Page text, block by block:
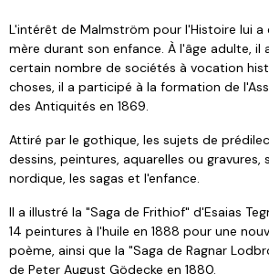
L'intérêt de Malmström pour l'Histoire lui a
mère durant son enfance. À l'âge adulte, il
certain nombre de sociétés à vocation
choses, il a participé à la formation de
des Antiquités en 1869.
Attiré par le gothique, les sujets de
dessins, peintures, aquarelles ou
nordique, les sagas et l'enfance.
Il a illustré la "Saga de Frithiof" d'Esaias
14 peintures à l'huile en 1888 pour une
poème, ainsi que la "Saga de Ragnar
de Peter August Gödecke en 1880.